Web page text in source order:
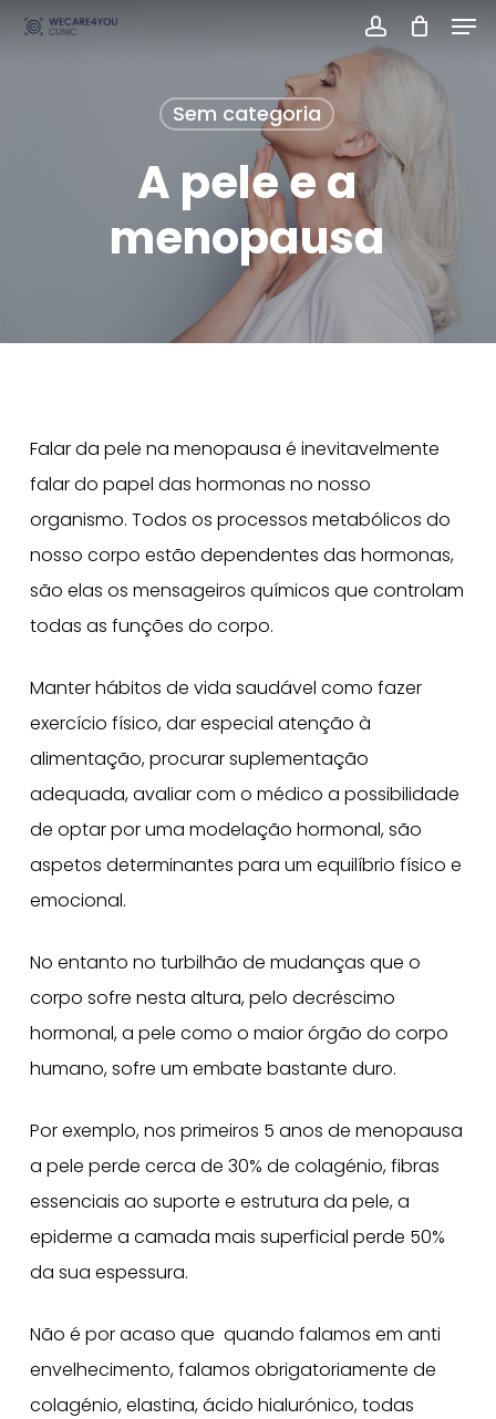
Skip
account
Sem categoria
A pele e a
menopausa
Falar da pele na menopausa é inevitavelmente
falar do papel das hormonas no nosso
organismo. Todos os processos metabólicos do
nosso corpo estão dependentes das hormonas,
são elas os mensageiros químicos que controlam
todas as funções do corpo.
Manter hábitos de vida saudável como fazer
exercício físico, dar especial atenção à
alimentação, procurar suplementação
adequada, avaliar com o médico a possibilidade
de optar por uma modelação hormonal, são
aspetos determinantes para um equilíbrio físico e
emocional.
No entanto no turbilhão de mudanças que o
corpo sofre nesta altura, pelo decréscimo
hormonal, a pele como o maior órgão do corpo
humano, sofre um embate bastante duro.
Por exemplo, nos primeiros 5 anos de menopausa
a pele perde cerca de 30% de colagénio, fibras
essenciais ao suporte e estrutura da pele, a
epiderme a camada mais superficial perde 50%
da sua espessura.
Não é por acaso que quando falamos em anti
envelhecimento, falamos obrigatoriamente de
colagénio, elastina, ácido hialurónico, todas
Menu